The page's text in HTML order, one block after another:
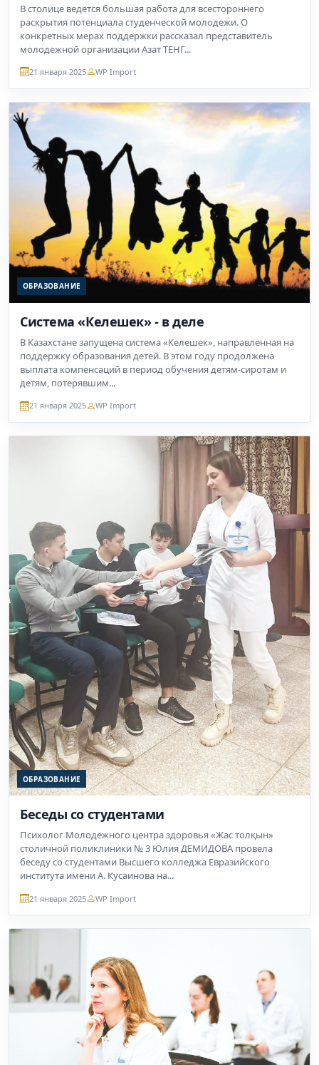
В столице ведется большая работа для всестороннего
раскрытия потенциала студенческой молодежи. О
конкретных мерах поддержки рассказал представитель
молодежной организации Азат ТЕНГ...
21 января 2025 WP Import
ОБРАЗОВАНИЕ
Система «Келешек» - в деле
В Казахстане запущена система «Келешек», направленная на
поддержку образования детей. В этом году продолжена
выплата компенсаций в период обучения детям-сиротам и
детям, потерявшим...
21 января 2025 WP Import
ОБРАЗОВАНИЕ
Беседы со студентами
Психолог Молодежного центра здоровья «Жас толқын»
столичной поликлиники № 3 Юлия ДЕМИДОВА провела
беседу со студентами Высшего колледжа Евразийского
института имени А. Кусаинова на...
21 января 2025 WP Import